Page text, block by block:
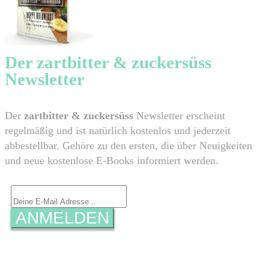
​Der zartbitter & zuckersüss
Newsletter
​Der zartbitter & zuckersüss Newsletter erscheint
regelmäßig und ist natürlich kostenlos und jederzeit
abbestellbar. Gehöre zu den ersten, die über Neuigkeiten
und neue kostenlose E-Books informiert werden.
ANMELDEN